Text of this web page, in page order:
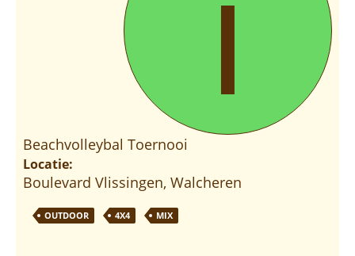
Beachvolleybal Toernooi
Locatie:
Boulevard Vlissingen, Walcheren
OUTDOOR 4X4 MIX